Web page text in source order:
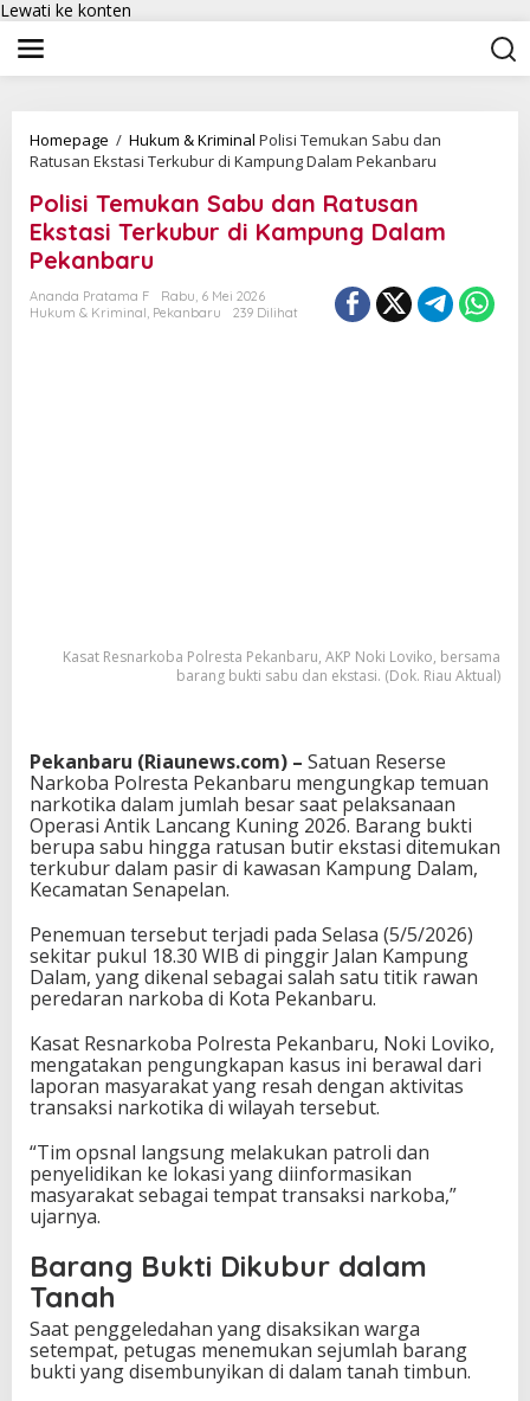
Lewati ke konten
Homepage / Hukum & Kriminal Polisi Temukan Sabu dan
Ratusan Ekstasi Terkubur di Kampung Dalam Pekanbaru
Polisi Temukan Sabu dan Ratusan
Ekstasi Terkubur di Kampung Dalam
Pekanbaru
Ananda Pratama F
Rabu, 6 Mei 2026
Hukum & Kriminal, Pekanbaru 239 Dilihat
Kasat Resnarkoba Polresta Pekanbaru, AKP Noki Loviko, bersama
barang bukti sabu dan ekstasi. (Dok. Riau Aktual)
Pekanbaru (Riaunews.com) – Satuan Reserse
Narkoba Polresta Pekanbaru mengungkap temuan
narkotika dalam jumlah besar saat pelaksanaan
Operasi Antik Lancang Kuning 2026. Barang bukti
berupa sabu hingga ratusan butir ekstasi ditemukan
terkubur dalam pasir di kawasan Kampung Dalam,
Kecamatan Senapelan.
Penemuan tersebut terjadi pada Selasa (5/5/2026)
sekitar pukul 18.30 WIB di pinggir Jalan Kampung
Dalam, yang dikenal sebagai salah satu titik rawan
peredaran narkoba di Kota Pekanbaru.
Kasat Resnarkoba Polresta Pekanbaru, Noki Loviko,
mengatakan pengungkapan kasus ini berawal dari
laporan masyarakat yang resah dengan aktivitas
transaksi narkotika di wilayah tersebut.
“Tim opsnal langsung melakukan patroli dan
penyelidikan ke lokasi yang diinformasikan
masyarakat sebagai tempat transaksi narkoba,”
ujarnya.
Barang Bukti Dikubur dalam
Tanah
Saat penggeledahan yang disaksikan warga
setempat, petugas menemukan sejumlah barang
bukti yang disembunyikan di dalam tanah timbun.